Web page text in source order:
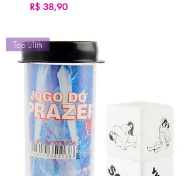
Preço
R$ 38,90
Top Lilith